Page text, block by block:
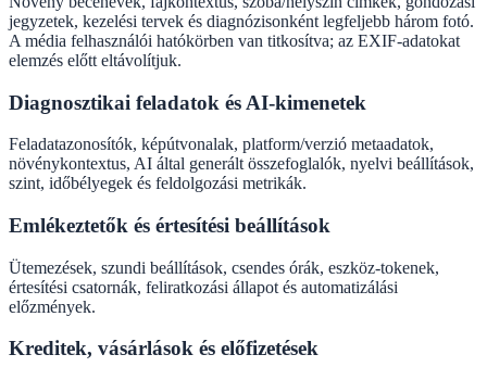
jegyzetek, kezelési tervek és diagnózisonként legfeljebb három fotó.
A média felhasználói hatókörben van titkosítva; az EXIF-adatokat
elemzés előtt eltávolítjuk.
Diagnosztikai feladatok és AI-kimenetek
Feladatazonosítók, képútvonalak, platform/verzió metaadatok,
növénykontextus, AI által generált összefoglalók, nyelvi beállítások,
szint, időbélyegek és feldolgozási metrikák.
Emlékeztetők és értesítési beállítások
Ütemezések, szundi beállítások, csendes órák, eszköz-tokenek,
értesítési csatornák, feliratkozási állapot és automatizálási
előzmények.
Kreditek, vásárlások és előfizetések